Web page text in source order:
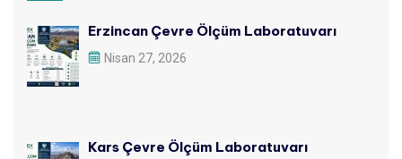
Erzincan Çevre Ölçüm Laboratuvarı
Nisan 27, 2026
Kars Çevre Ölçüm Laboratuvarı